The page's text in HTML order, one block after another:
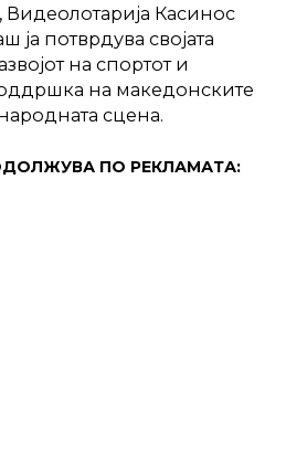
Касинос
ја потврдува својата
на спортот и
на македонските
сцена.
ПО РЕКЛАМАТА: